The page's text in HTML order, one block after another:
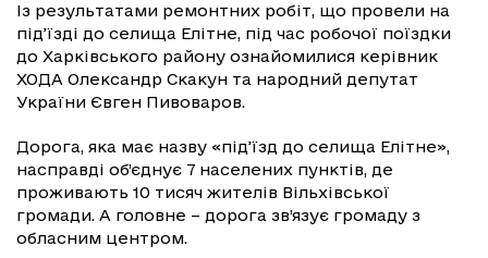
Із результатами ремонтних робіт, що провели на
під’їзді до селища Елітне, під час робочої поїздки
до Харківського району ознайомилися керівник
ХОДА Олександр Скакун та народний депутат
України Євген Пивоваров.
Дорога, яка має назву «під’їзд до селища Елітне»,
насправді об’єднує 7 населених пунктів, де
проживають 10 тисяч жителів Вільхівської
громади. А головне – дорога зв’язує громаду з
обласним центром.